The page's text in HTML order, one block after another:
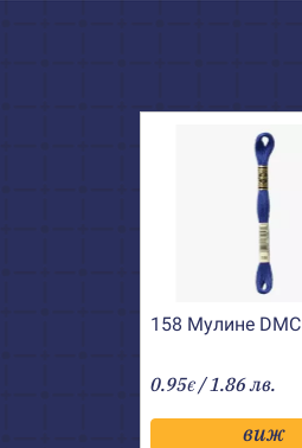
158 Мулине DMC
0.95€ / 1.86 лв.
виж